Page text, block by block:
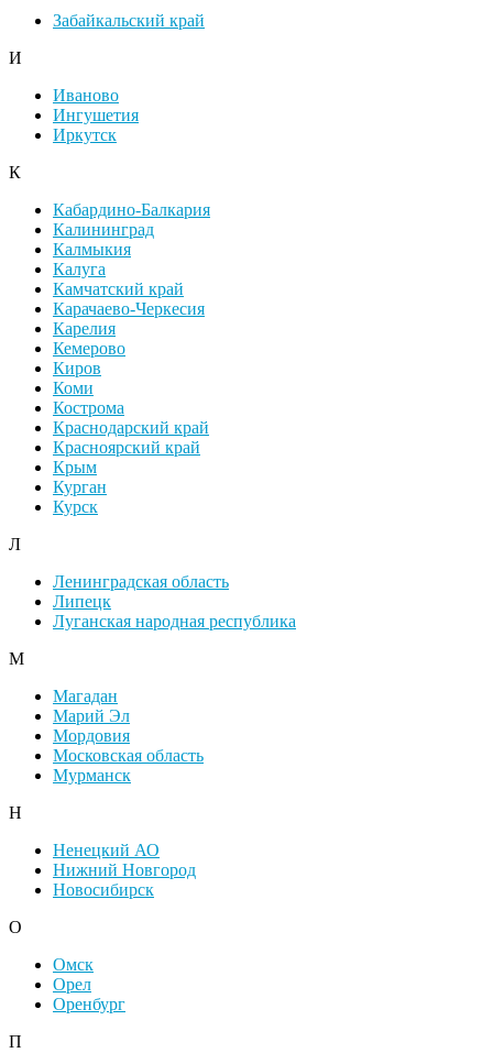
Забайкальский край
И
Иваново
Ингушетия
Иркутск
К
Кабардино-Балкария
Калининград
Калмыкия
Калуга
Камчатский край
Карачаево-Черкесия
Карелия
Кемерово
Киров
Коми
Кострома
Краснодарский край
Красноярский край
Крым
Курган
Курск
Л
Ленинградская область
Липецк
Луганская народная республика
М
Магадан
Марий Эл
Мордовия
Московская область
Мурманск
Н
Ненецкий АО
Нижний Новгород
Новосибирск
О
Омск
Орел
Оренбург
П